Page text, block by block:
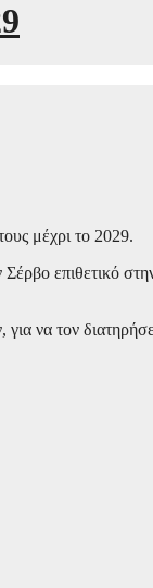
μέχρι το 2029.
επιθετικό
να τον